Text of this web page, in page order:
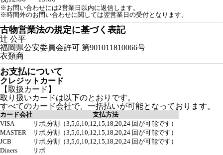
※お問い合わせには2営業日以内に返信します。
※時間外のお問い合わせに関しては翌営業日の受付となります。
古物営業法の規定に基づく表記
辻 公平
福岡県公安委員会許可 第901011810066号
衣類商
お支払について
クレジットカード
【取扱カード】
取り扱いカードは以下のとおりです。
すべてのカード会社で、一括払いが可能となっております。
カード会社
支払方法
VISA
リボ,分割（3,5,6,10,12,15,18,20,24 回が可能です）
MASTER
リボ,分割（3,5,6,10,12,15,18,20,24 回が可能です）
JCB
リボ,分割（3,5,6,10,12,15,18,20,24 回が可能です）
Diners
リボ